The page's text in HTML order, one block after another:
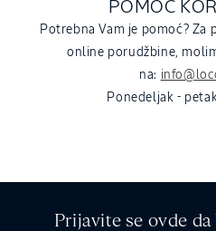
POMOĆ
Potrebna Vam je pomoć? Za
online porudžbine,
na:
Ponedeljak -
Prijavite se ovde